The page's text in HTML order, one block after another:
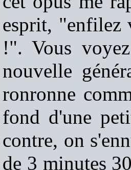
esprit, "enfilez
!". Vous
nouvelle
ronronne
fond d'une
contre, on
de 3 minutes